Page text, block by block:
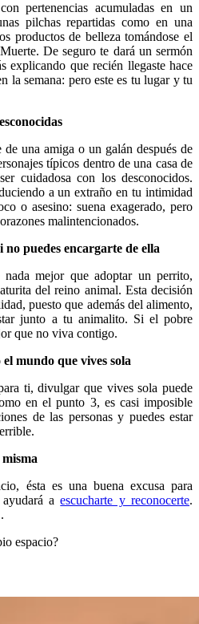
pertenencias acumuladas en un
pilchas repartidas como en una
productos de belleza tomándose el
De seguro te dará un sermón
explicando que recién llegaste hace
la semana: pero este es tu lugar y tu
una amiga o un galán después de
típicos dentro de una casa de
cuidadosa con los desconocidos.
a un extraño en tu intimidad
o asesino: suena exagerado, pero
malintencionados.
no puedes encargarte de ella
mejor que adoptar un perrito,
del reino animal. Esta decisión
puesto que además del alimento,
junto a tu animalito. Si el pobre
que no viva contigo.
mundo que vives sola
ti, divulgar que vives sola puede
en el punto 3, es casi imposible
de las personas y puedes estar
ésta es una buena excusa para
ayudará aescucharte y reconocerte.
espacio?